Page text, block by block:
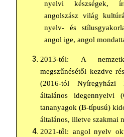
nyelvi készségek,
angolszász világ
nyelv- és
angol ige, angol
2013-tól: A
megszűnésétől kezdve
(2016-tól Nyíregyházi
általános idegennyelvi
tananyagok (B-típusú)
általános, illetve szakmai
2021-től: angol nyelv